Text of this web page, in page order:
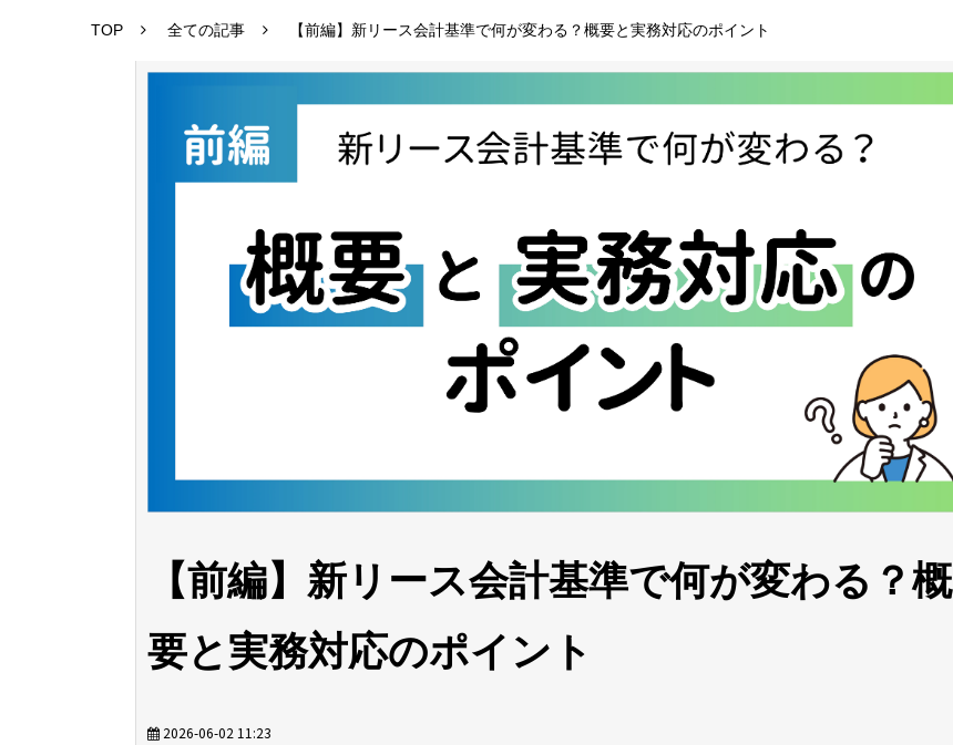
TOP 全ての記事 【前編】新リース会計基準で何が変わる？概要と実務対応のポイント
【前編】新リース会計基準で何が変わる？概
要と実務対応のポイント
2026-06-02 11:23